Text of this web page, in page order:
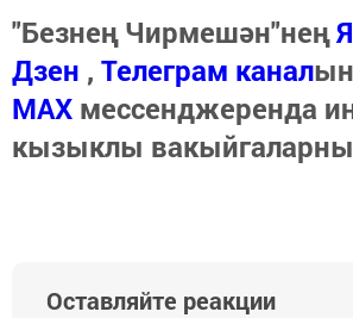
"Безнең Чирмешән"нең
Дзен , Телеграм канал
МАХ мессенджеренда
кызыклы вакыйгаларны
Оставляйте реакции